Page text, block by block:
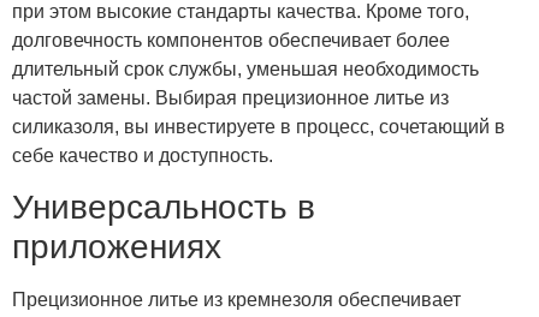
при этом высокие стандарты качества. Кроме того,
долговечность компонентов обеспечивает более
длительный срок службы, уменьшая необходимость
частой замены. Выбирая прецизионное литье из
силиказоля, вы инвестируете в процесс, сочетающий в
себе качество и доступность.
Универсальность в
приложениях
Прецизионное литье из кремнезоля обеспечивает